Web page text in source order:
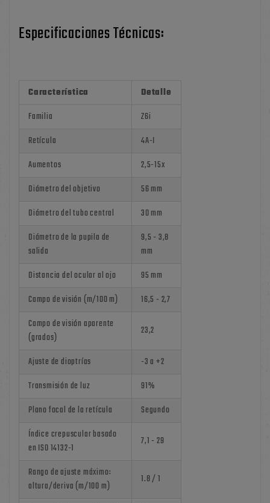
Especificaciones Técnicas:
Característica
Detalle
Familia
Z6i
Retícula
4A-I
Aumentos
2,5-15x
Diámetro del objetivo
56 mm
Diámetro del tubo central
30 mm
Diámetro de la pupila de
salida
9,5 - 3,8
mm
Distancia del ocular al ojo
95 mm
Campo de visión (m/100 m)
16,5 - 2,7
Campo de visión aparente
(grados)
23,2
Ajuste de dioptrías
-3 a +2
Transmisión de luz
91%
Plano focal de la retícula
Segundo
Índice crepuscular basado
en ISO 14132-1
7,1 - 29
Rango de ajuste máximo:
altura/deriva (m/100 m)
1.8 / 1